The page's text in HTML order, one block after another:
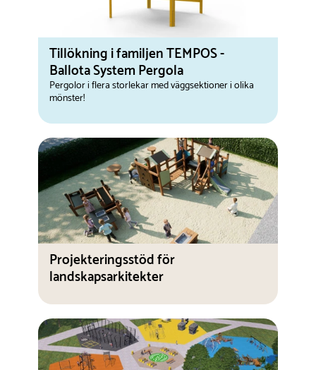
Tillökning i familjen TEMPOS -
Ballota System Pergola
Pergolor i flera storlekar med väggsektioner i olika
mönster!
Projekteringsstöd för
landskapsarkitekter